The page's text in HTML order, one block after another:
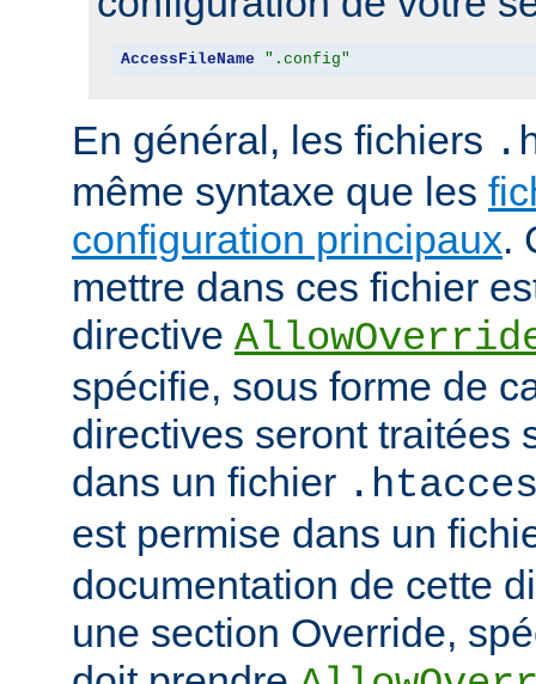
AccessFileName ".config"
En général, les fichiers
même syntaxe que les
configuration principaux.
mettre dans ces fichier
directive
spécifie, sous forme de
directives seront traitées
dans un fichier
est permise dans un
documentation de cette
une section Override,